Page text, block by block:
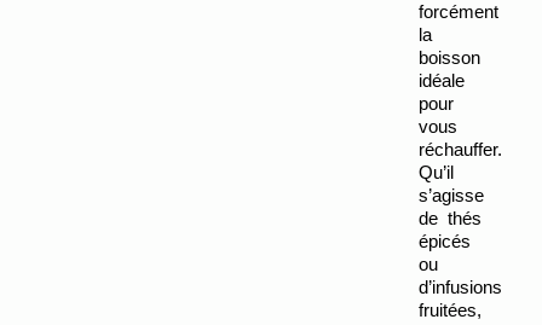
forcément
la
boisson
idéale
pour
vous
réchauffer.
Qu’il
s’agisse
de thés
épicés
ou
d’infusions
fruitées,